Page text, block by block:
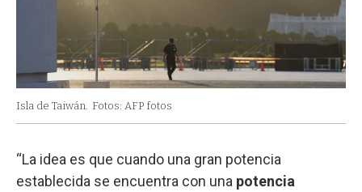
Isla de Taiwán. Fotos: AFP fotos
“La idea es que cuando una gran potencia
establecida se encuentra con una potencia